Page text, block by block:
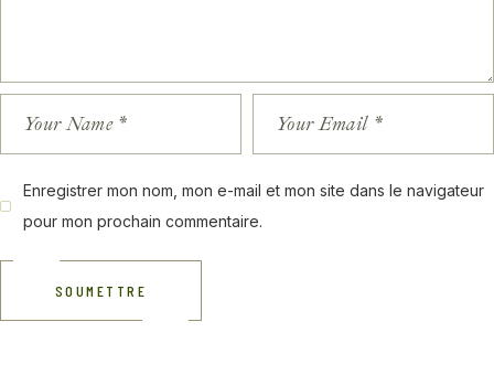
Enregistrer mon nom, mon e-mail et mon site dans le navigateur
pour mon prochain commentaire.
SOUMETTRE